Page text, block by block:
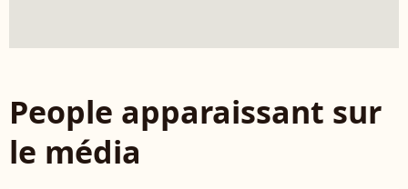
People apparaissant sur
le média